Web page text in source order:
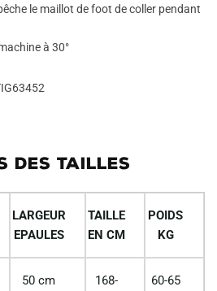
le maillot de foot de coller pendant
à 30°
DES TAILLES
LARGEUR
EPAULES
TAILLE
EN CM
POIDS
KG
50 cm
168-
60-65